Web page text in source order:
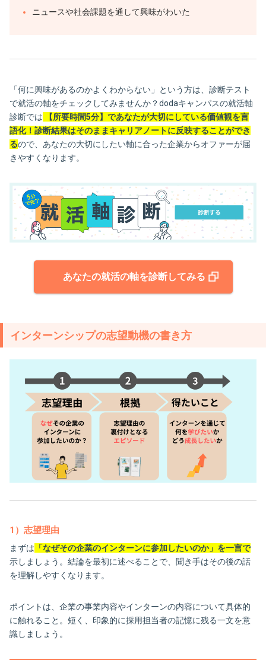
ニュースや社会課題を通して興味がわいた
「何に興味があるのかよくわからない」という方は、診断テスト
で就活の軸をチェックしてみませんか？dodaキャンパスの就活軸
診断では
【所要時間5分】であなたが大切にしている価値観を言
語化！診断結果はそのままキャリアノートに反映することができ
るので、あなたの大切にしたい軸に合った企業からオファーが届
きやすくなります。
あなたの就活の軸を診断してみる
インターンシップの志望動機の書き方
1）志望理由
まずは 「なぜその企業のインターンに参加したいのか」を一言で
示しましょう。結論を最初に述べることで、聞き手はその後の話
を理解しやすくなります。
ポイントは、企業の事業内容やインターンの内容について具体的
に触れること。短く、印象的に採用担当者の記憶に残る一文を意
識しましょう。